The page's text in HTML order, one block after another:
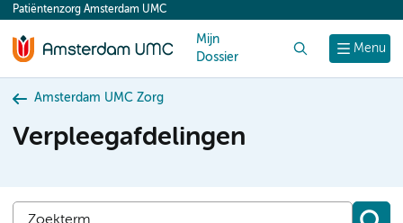
content
Menu
Patiëntenzorg Amsterdam UMC
Mijn
Dossier
Amsterdam UMC Zorg
Verpleegafdelingen